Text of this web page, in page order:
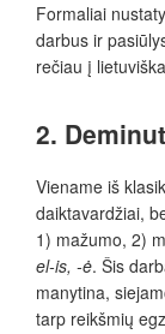
Formaliai
darbus ir
rečiau į
2.
Viename iš
daiktavardžiai,
1) mažumo, 2)
el-is, -ė. Šis
manytina,
tarp reikšmių